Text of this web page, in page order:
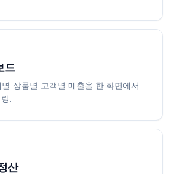
드
·상품별·고객별 매출을 한 화면에서
.
산